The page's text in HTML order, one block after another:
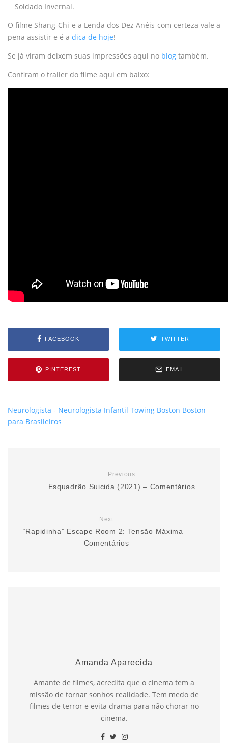
Soldado Invernal.
O filme Shang-Chi e a Lenda dos Dez Anéis com certeza vale a
pena assistir e é a dica de hoje!
Se já viram deixem suas impressões aqui no blog também.
Confiram o trailer do filme aqui em baixo:
FACEBOOK TWITTER
PINTEREST EMAIL
Neurologista - Neurologista Infantil Towing Boston Boston
para Brasileiros
Previous
Esquadrão Suicida (2021) – Comentários
Next
“Rapidinha” Escape Room 2: Tensão Máxima –
Comentários
Amanda Aparecida
Amante de filmes, acredita que o cinema tem a
missão de tornar sonhos realidade. Tem medo de
filmes de terror e evita drama para não chorar no
cinema.